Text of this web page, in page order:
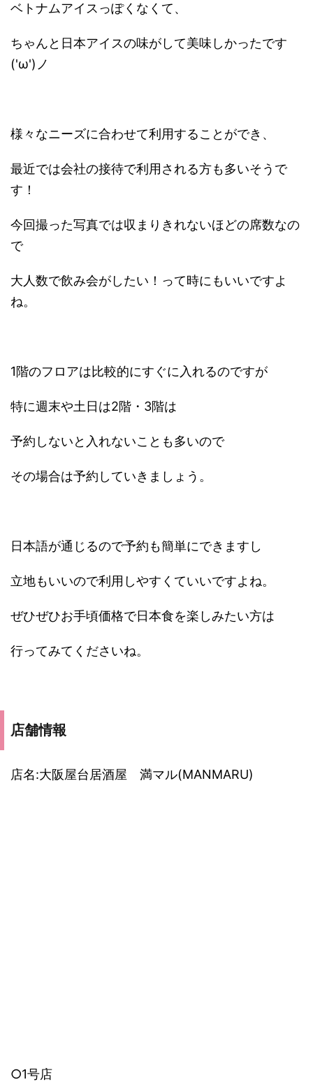
ベトナムアイスっぽくなくて、
ちゃんと日本アイスの味がして美味しかったです
('ω')ノ
様々なニーズに合わせて利用することができ、
最近では会社の接待で利用される方も多いそうで
す！
今回撮った写真では収まりきれないほどの席数なの
で
大人数で飲み会がしたい！って時にもいいですよ
ね。
1階のフロアは比較的にすぐに入れるのですが
特に週末や土日は2階・3階は
予約しないと入れないことも多いので
その場合は予約していきましょう。
日本語が通じるので予約も簡単にできますし
立地もいいので利用しやすくていいですよね。
ぜひぜひお手頃価格で日本食を楽しみたい方は
行ってみてくださいね。
店舗情報
店名:大阪屋台居酒屋 満マル(MANMARU)
○1号店